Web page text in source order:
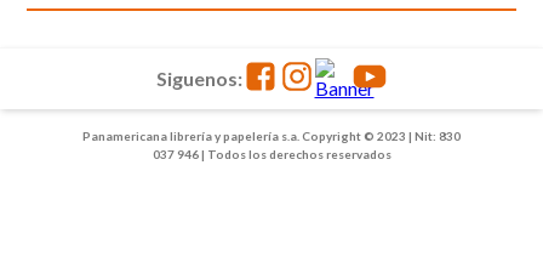
Panamericana librería y papelería s.a. Copyright © 2023 | Nit: 830
037 946 | Todos los derechos reservados
Siguenos: